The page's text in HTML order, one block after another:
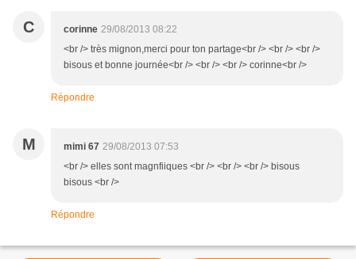
C corinne 29/08/2013 08:22
<br /> très mignon,merci pour ton partage<br /> <br /> <br />
bisous et bonne journée<br /> <br /> <br /> corinne<br />
Répondre
M mimi 67 29/08/2013 07:53
<br /> elles sont magnfiiques <br /> <br /> <br /> bisous
bisous <br />
Répondre